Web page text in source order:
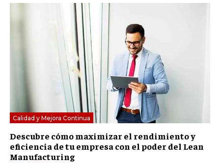
Calidad y Mejora Continua
Descubre cómo maximizar el rendimiento y
eficiencia de tu empresa con el poder del Lean
Manufacturing